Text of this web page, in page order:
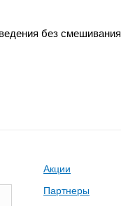
без смешивания
Акции
Партнеры